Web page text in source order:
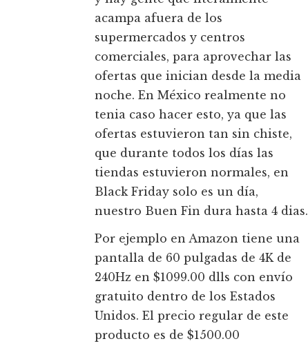
acampa afuera de los
supermercados y centros
comerciales, para aprovechar las
ofertas que inician desde la media
noche. En México realmente no
tenia caso hacer esto, ya que las
ofertas estuvieron tan sin chiste,
que durante todos los días las
tiendas estuvieron normales, en
Black Friday solo es un día,
nuestro Buen Fin dura hasta 4 dias.
Por ejemplo en Amazon tiene una
pantalla de 60 pulgadas de 4K de
240Hz en $1099.00 dlls con envío
gratuito dentro de los Estados
Unidos. El precio regular de este
producto es de $1500.00